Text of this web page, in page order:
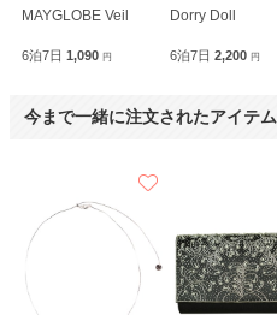
MAYGLOBE Veil
6泊7日 1,090 円
Dorry Doll
6泊7日2,200円
今まで一緒に注文されたアイテム